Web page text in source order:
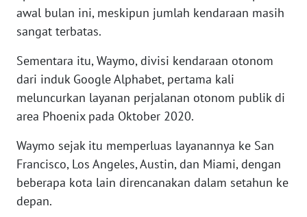
awal bulan ini, meskipun jumlah kendaraan masih
sangat terbatas.
Sementara itu, Waymo, divisi kendaraan otonom
dari induk Google Alphabet, pertama kali
meluncurkan layanan perjalanan otonom publik di
area Phoenix pada Oktober 2020.
Waymo sejak itu memperluas layanannya ke San
Francisco, Los Angeles, Austin, dan Miami, dengan
beberapa kota lain direncanakan dalam setahun ke
depan.
KEPRI
WN
PAPUA
WN
BARAT
WN
RIAU